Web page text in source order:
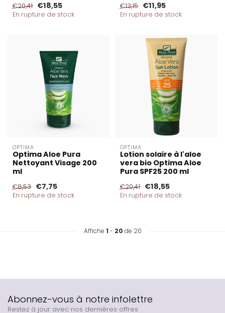
€20,41 €18,55
En rupture de stock
€13,15 €11,95
En rupture de stock
OPTIMA
Optima Aloe Pura
Nettoyant Visage 200
ml
€8,53 €7,75
En rupture de stock
OPTIMA
Lotion solaire à l'aloe
vera bio Optima Aloe
Pura SPF25 200 ml
€20,41 €18,55
En rupture de stock
Affiche 1 - 20 de 20
Abonnez-vous à notre infolettre
Restez à jour avec nos dernières offres